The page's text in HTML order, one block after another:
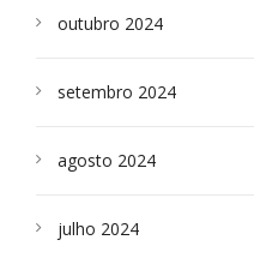
outubro 2024
setembro 2024
agosto 2024
julho 2024